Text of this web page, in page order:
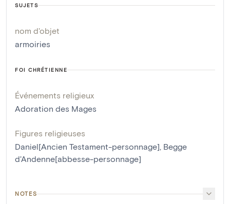
SUJETS
nom d'objet
armoiries
FOI CHRÉTIENNE
Événements religieux
Adoration des Mages
Figures religieuses
Daniel[Ancien Testament-personnage], Begge
d'Andenne[abbesse-personnage]
NOTES